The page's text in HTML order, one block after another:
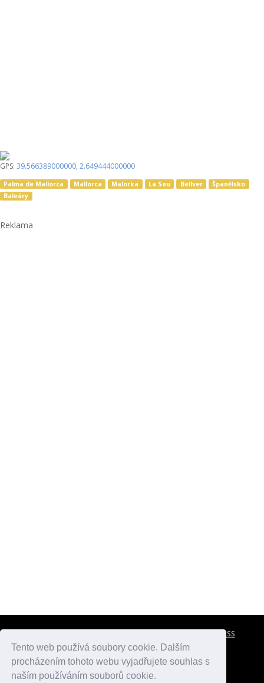
Tento web používá soubory cookie. Dalším
procházením tohoto webu vyjadřujete souhlas s
naším používáním souborů cookie.
GPS: 39.566389000000, 2.649444000000
Palma de Mallorca Mallorca Malorka La Seu Bellver
Španělsko
Baleáry
Reklama
RSS
atlaspamatek.info